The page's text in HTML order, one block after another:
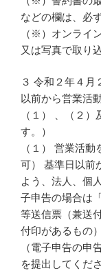
などの欄は、必
（※）オンライ
又は写真で取り
３ 令和２年４月
以前から営業活
（１） 、（２
す。）
（１） 営業活
可） 基準日以前
よう、法人、個
子申告の場合は
等送信票（兼送
付印があるもの
（電子申告の申
を提出してくだ